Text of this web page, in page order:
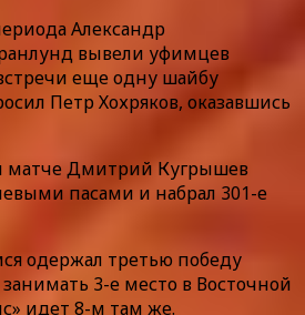
Александр
вывели уфимцев
еще одну шайбу
Петр Хохряков, оказавшись
матче Дмитрий Кугрышев
пасами и набрал 301-е
одержал третью победу
3-е место в Восточной
идет 8-м там же.